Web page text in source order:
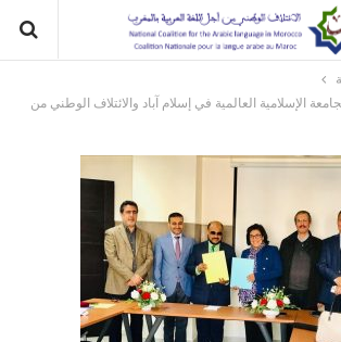
الإسلامية العالمية في إسلام آباد والائتلاف الوطني من